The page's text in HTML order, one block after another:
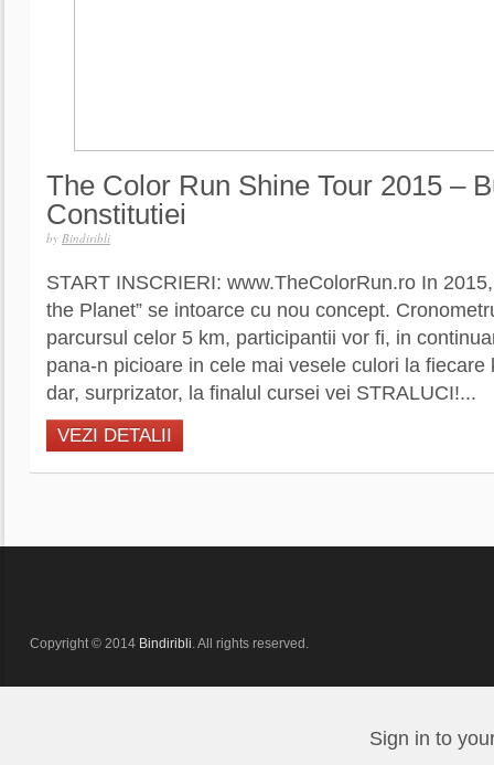
The Color Run Shine Tour 2015 –
Constitutiei
by Bindiribli
START INSCRIERI: www.TheColorRun.ro In
the Planet” se intoarce cu nou concept.
parcursul celor 5 km, participantii vor fi, in
pana-n picioare in cele mai vesele culori la fiecare
dar, surprizator, la finalul cursei vei STRALUCI!...
VEZI DETALII
Copyright © 2014 Bindiribli. All rights reserved.
Sign in to